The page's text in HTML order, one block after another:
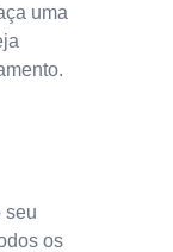
uma
seu
os